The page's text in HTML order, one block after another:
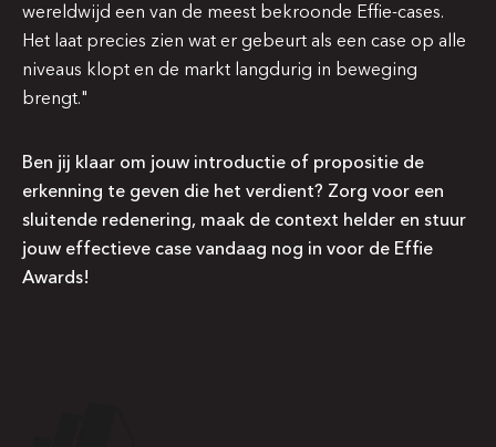
wereldwijd een van de meest bekroonde Effie-cases.
Het laat precies zien wat er gebeurt als een case op alle
niveaus klopt en de markt langdurig in beweging
brengt."
Ben jij klaar om jouw introductie of propositie de
erkenning te geven die het verdient? Zorg voor een
sluitende redenering, maak de context helder en stuur
jouw effectieve case vandaag nog in voor de Effie
Awards!